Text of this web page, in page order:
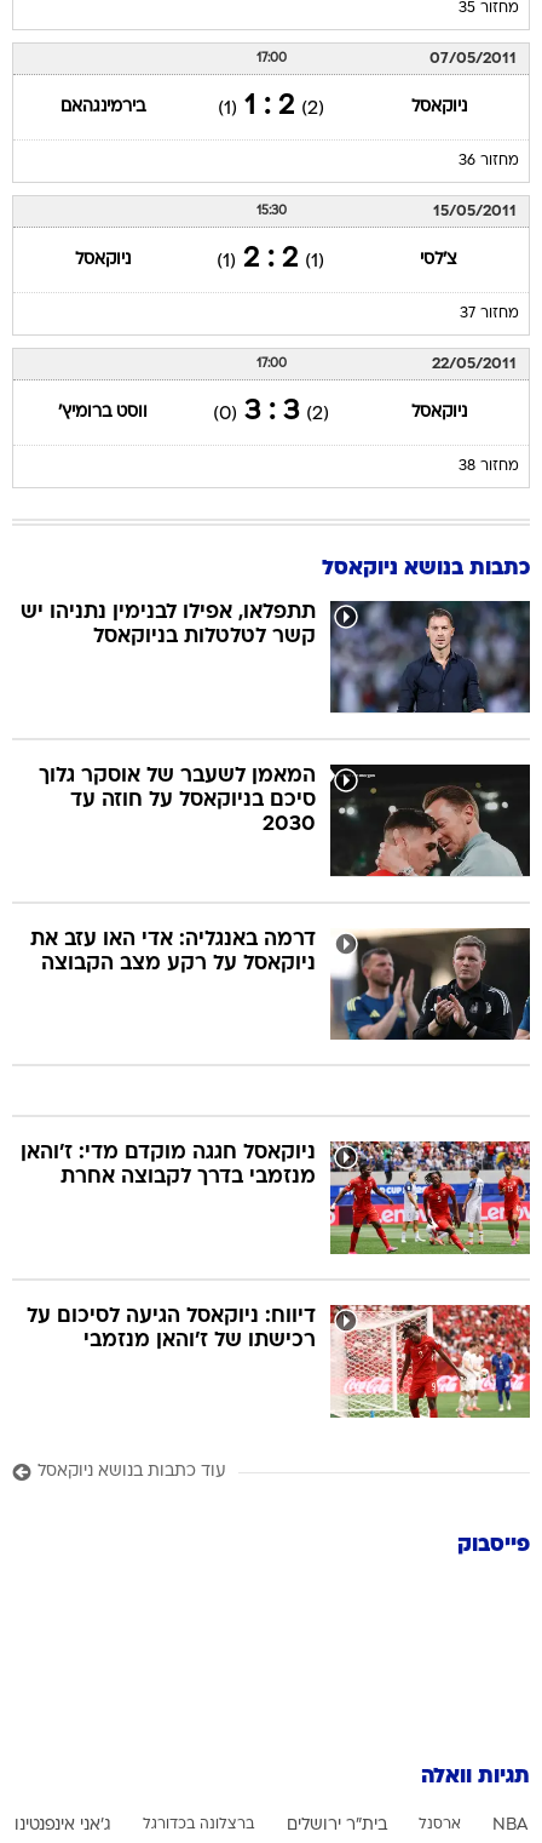
מחזור 35
07/05/2011
17:00
ניוקאסל (2)
2 : 1
(1) בירמינגהאם
מחזור 36
15/05/2011
15:30
צ'לסי (1)
2 : 2
(1) ניוקאסל
מחזור 37
22/05/2011
17:00
ניוקאסל (2)
3 : 3
(0) ווסט ברומיץ'
מחזור 38
כתבות בנושא ניוקאסל
תתפלאו, אפילו לבנימין נתניהו יש
קשר לטלטלות בניוקאסל
המאמן לשעבר של אוסקר גלוך
סיכם בניוקאסל על חוזה עד
2030
דרמה באנגליה: אדי האו עזב את
ניוקאסל על רקע מצב הקבוצה
ניוקאסל חגגה מוקדם מדי: ז'והאן
מנזמבי בדרך לקבוצה אחרת
דיווח: ניוקאסל הגיעה לסיכום על
רכישתו של ז'והאן מנזמבי
עוד כתבות בנושא ניוקאסל
פייסבוק
תגיות וואלה
NBA ארסנל בית"ר ירושלים ברצלונה בכדורגל ג'אני אינפנטינו